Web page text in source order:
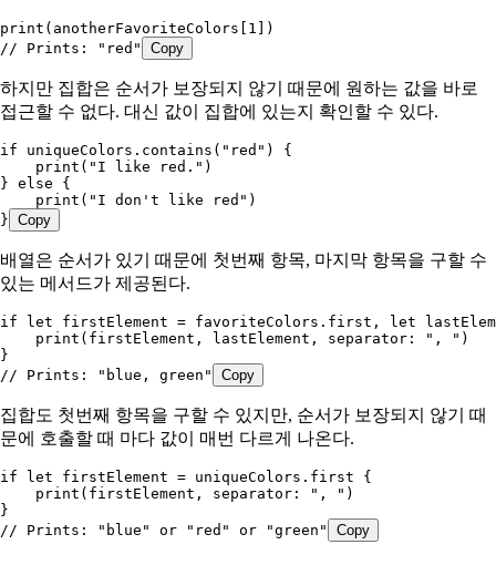
print (anotherFavoriteColors[ 1 ])
// Prints: "red"
Copy
하지만 집합은 순서가 보장되지 않기 때문에 원하는 값을 바로
접근할 수 없다. 대신 값이 집합에 있는지 확인할 수 있다.
if uniqueColors. contains ( "red" ) {
    print
( "I like red." )
} else {
    print
( "I don't like red" )
} Copy
배열은 순서가 있기 때문에 첫번째 항목, 마지막 항목을 구할 수
있는 메서드가 제공된다.
if let firstElement = favoriteColors.first, let
    print
(firstElement, lastElement, separator : ", " )
}
// Prints: "blue, green"
Copy
집합도 첫번째 항목을 구할 수 있지만, 순서가 보장되지 않기 때
문에 호출할 때 마다 값이 매번 다르게 나온다.
if let firstElement = uniqueColors. first {
    print
(firstElement, separator : ", " )
}
// Prints: "blue" or "red" or "green"
Copy